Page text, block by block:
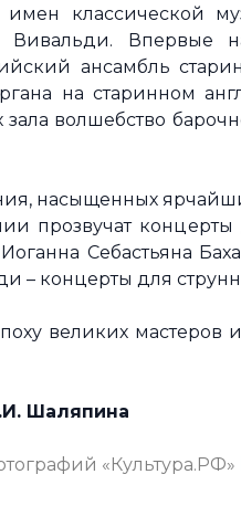
классической
Вивальди. Впервые
ансамбль
на старинном
волшебство
насыщенных
прозвучат
Себастьяна
– концерты для
великих
Шаляпина
«Культура.РФ»